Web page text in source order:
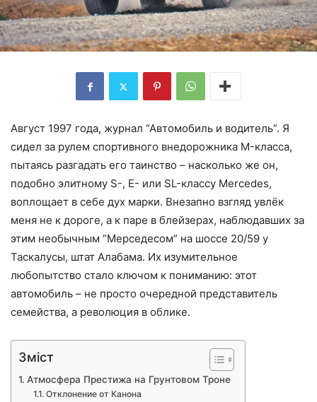
Август 1997 года, журнал “Автомобиль и водитель”. Я
сидел за рулем спортивного внедорожника M-класса,
пытаясь разгадать его таинство – насколько же он,
подобно элитному S-, E- или SL-классу Mercedes,
воплощает в себе дух марки. Внезапно взгляд увлёк
меня не к дороге, а к паре в блейзерах, наблюдавших за
этим необычным “Мерседесом” на шоссе 20/59 у
Таскалусы, штат Алабама. Их изумительное
любопытство стало ключом к пониманию: этот
автомобиль – не просто очередной представитель
семейства, а революция в облике.
Зміст
Атмосфера Престижа на Грунтовом Троне
Отклонение от Канона